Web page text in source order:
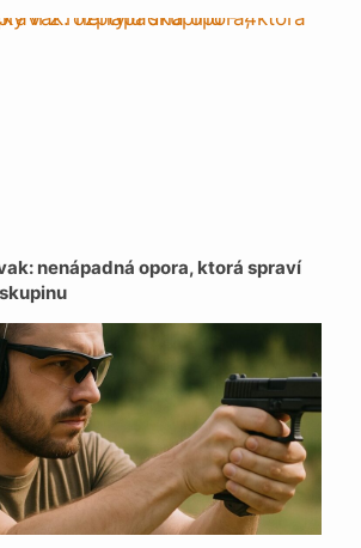
nenápadná opora, ktorá spraví